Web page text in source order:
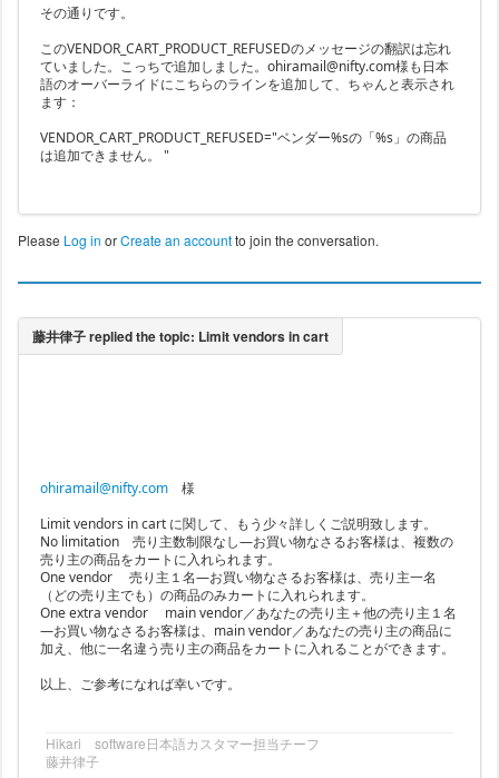
その通りです。
このVENDOR_CART_PRODUCT_REFUSEDのメッセージの翻訳は忘れ
ていました。こっちで追加しました。ohiramail@nifty.com様も日本
語のオーバーライドにこちらのラインを追加して、ちゃんと表示され
ます：
VENDOR_CART_PRODUCT_REFUSED="ベンダー%sの「%s」の商品
は追加できません。 "
Please Log in orCreate an accountto join the conversation.
ohiramail@nifty.com様
Limit vendors in cart に関して、もう少々詳しくご説明致します。
No limitation 売り主数制限なし―お買い物なさるお客様は、複数の
売り主の商品をカートに入れられます。
One vendor 売り主１名―お買い物なさるお客様は、売り主一名
（どの売り主でも）の商品のみカートに入れられます。
One extra vendor main vendor／あなたの売り主＋他の売り主１名
―お買い物なさるお客様は、main vendor／あなたの売り主の商品に
加え、他に一名違う売り主の商品をカートに入れることができます。
以上、ご参考になれば幸いです。
Hikari software日本語カスタマー担当チーフ
藤井律子